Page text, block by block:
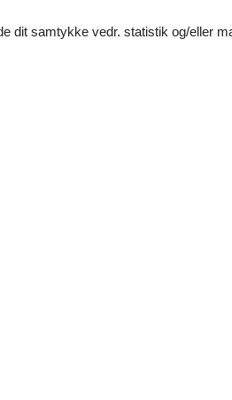
opholde sig på den 5500 m2
SlotsferieDanmark
dit samtykke vedr. statistik og/eller